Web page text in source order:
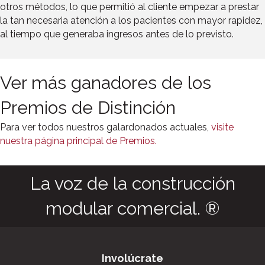
otros métodos, lo que permitió al cliente empezar a prestar
la tan necesaria atención a los pacientes con mayor rapidez,
al tiempo que generaba ingresos antes de lo previsto.
Ver más ganadores de los
Premios de Distinción
Para ver todos nuestros galardonados actuales, visite
nuestra página principal de Premios.
La voz de la construcción
modular comercial. ®
Involúcrate